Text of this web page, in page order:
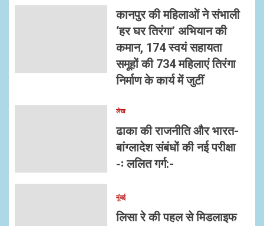
कानपुर की महिलाओं ने संभाली
‘हर घर तिरंगा’ अभियान की
कमान, 174 स्वयं सहायता
समूहों की 734 महिलाएं तिरंगा
निर्माण के कार्य में जुटीं
लेख
ढाका की राजनीति और भारत-
बांग्लादेश संबंधों की नई परीक्षा
-ः ललित गर्ग:-
मुंबई
लिसा रे की पहल से मिडलाइफ